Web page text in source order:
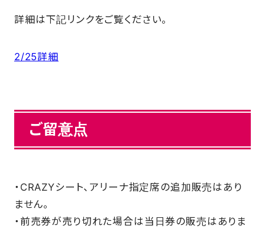
詳細は下記リンクをご覧ください。
2/25詳細
ご留意点
・CRAZYシート、アリーナ指定席の追加販売はあり
ません。
・前売券が売り切れた場合は当日券の販売はありま